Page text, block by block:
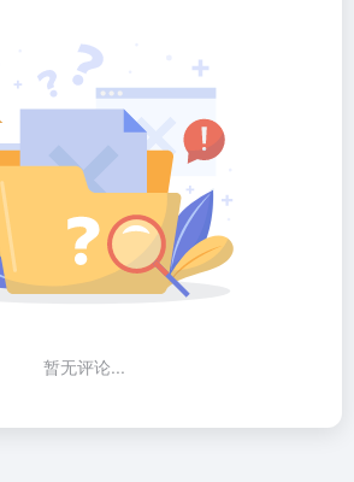
暂无评论...